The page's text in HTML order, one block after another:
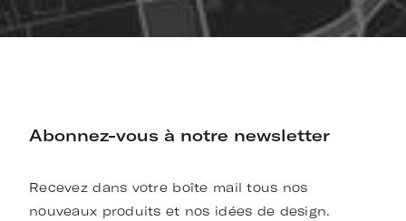
Abonnez-vous à notre newsletter
Recevez dans votre boîte mail tous nos
nouveaux produits et nos idées de design.